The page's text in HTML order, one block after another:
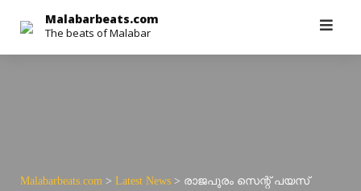
content
Malabarbeats.com
The beats of Malabar
Malabarbeats.com > Latest News > രാജപുരം സെന്റ് പയസ്